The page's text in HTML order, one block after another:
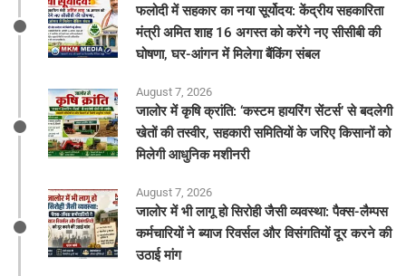
फलोदी में सहकार का नया सूर्योदय: केंद्रीय सहकारिता
मंत्री अमित शाह 16 अगस्त को करेंगे नए सीसीबी की
घोषणा, घर-आंगन में मिलेगा बैंकिंग संबल
August 7, 2026
​जालोर में कृषि क्रांति: ‘कस्टम हायरिंग सेंटर्स’ से बदलेगी
खेतों की तस्वीर, सहकारी समितियों के जरिए किसानों को
मिलेगी आधुनिक मशीनरी
August 7, 2026
जालोर में भी लागू हो सिरोही जैसी व्यवस्था: पैक्स-लैम्पस
कर्मचारियों ने ब्याज रिवर्सल और विसंगतियों दूर करने की
उठाई मांग